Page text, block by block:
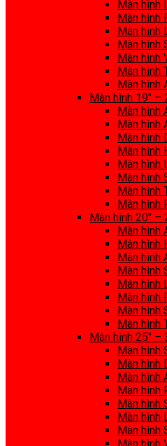
Màn hình
Màn hình
Màn hình
Màn hình
Màn hình
Màn hình
Màn hình
Màn hình 19″ –
Màn hình
Màn hình
Màn hình
Màn hình
Màn hình
Màn hình
Màn hình
Màn hình
Màn hình 20″ –
Màn hình
Màn hình
Màn hình
Màn hình
Màn hình
Màn hình
Màn hình
Màn hình
Màn hình 25″ –
Màn hình
Màn hình
Màn hình
Màn hình
Màn hình
Màn hình
Màn hình